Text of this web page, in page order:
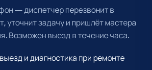
— диспетчер перезвонит в
уточнит задачу и пришлёт мастера
Возможен выезд в течение часа.
и диагностика при ремонте